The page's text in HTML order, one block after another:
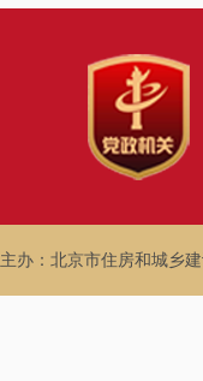
主办：北京市住房和城乡